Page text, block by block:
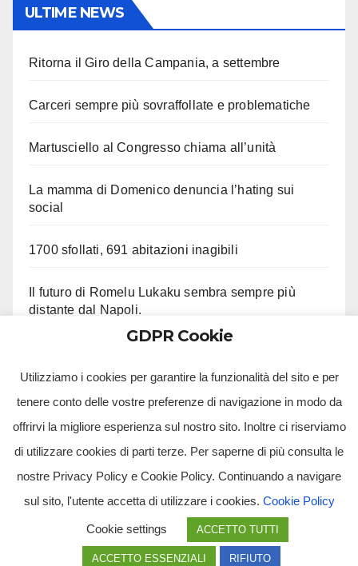
ULTIME NEWS
Ritorna il Giro della Campania, a settembre
Carceri sempre più sovraffollate e problematiche
Martusciello al Congresso chiama all’unità
La mamma di Domenico denuncia l’hating sui
social
1700 sfollati, 691 abitazioni inagibili
Il futuro di Romelu Lukaku sembra sempre più
distante dal Napoli.
Tv Multimidia Srl - Via Giulio Natta, SNC, 80126, Napoli (NA).
giornalistica registrata presso il Tribunale di Santa Maria Capua Vetere CE. Tutti i diritti riservati.
GDPR Cookie
Utilizziamo i cookies per garantire la funzionalità del sito e per
tenere conto delle vostre preferenze di navigazione in modo da
offrirvi la migliore esperienza sul nostro sito. Inoltre ci riserviamo
di utilizzare cookies di parti terze. Per saperne di più consulta le
nostre Privacy Policy e Cookie Policy. Continuando a navigare
sul sito, l'utente accetta di utilizzare i cookies. Cookie Policy
Cookie settings ACCETTO TUTTI
ACCETTO ESSENZIALI RIFIUTO